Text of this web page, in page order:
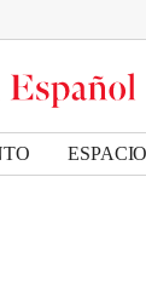
ESPACIO